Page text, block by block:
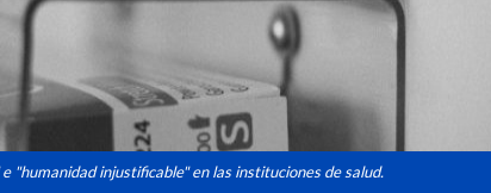
"humanidad injustificable" en las instituciones de salud.